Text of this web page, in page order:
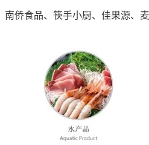
侨食品、筷手小厨、佳果源、